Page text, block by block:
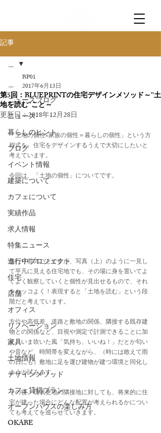
記事
＿
ニュースブログ
ニュース
暮らしのヒント
ブログ
イベント情報
建築について
カフェについて
実績作品
求人情報
特集ニュース
進行中プロジェクト
住宅
店舗
オフィス
リノベーション
家具
土地情報
デザインメソッド
カフェ貸切プラン
オープンハウスの楽しみ方
OKABE
＿
第5回：BLUEPRINTの住宅デザインメソッド～’’土
地を読む’’こと～
BP01
2017年6月13日
更新日：2018年12月28日
「土地の個性×家族の個性＝暮らしの個性」という方
程式を、住宅をデザインするうえで大切にしたいと
考えています。
今回は、「土地の個性」についてです。
当たり前のことですが、写真（上）のように一見し
て平凡に見える住宅地でも、その場に身を置いてよ
くよく観察していくと個性が見出せるもので、それ
をカッコよく！表現すると「土地を読む」という段
階だと考えています。
方位や高低差、道路と敷地の関係、隣接する既存建
物との関係など、目視や測定で計測できることに加
え、いま吹いた風「気持ち、いいね！」だとか匂い
や音など、時間帯を変えながら、（時には敢えて雨
の日にも）敷地に足を運び建物が建つ環境と同化し
ようと試みます。
その後、現状更地の隣接地に対しても、将来的に住
宅が建った場合にどんな配置が考えられるかについ
ても考えてを巡らせていきます。